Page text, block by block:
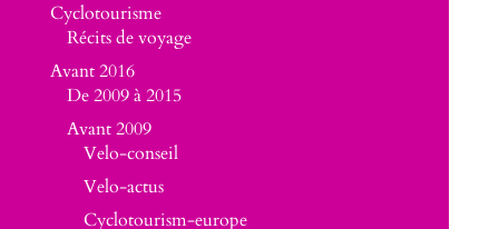
Cyclotourisme
Récits de voyage
Avant 2016
De 2009 à 2015
Avant 2009
Velo-conseil
Velo-actus
Cyclotourism-europe